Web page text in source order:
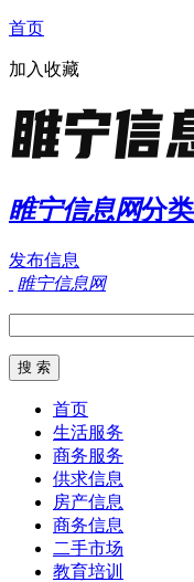
首页
加入收藏
睢宁信息网分
发布信息
睢宁信息网
首页
生活服务
商务服务
供求信息
房产信息
商务信息
二手市场
教育培训